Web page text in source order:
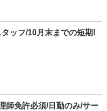
ッフ/10月末までの短期!
師免許必須/日勤のみ/サー